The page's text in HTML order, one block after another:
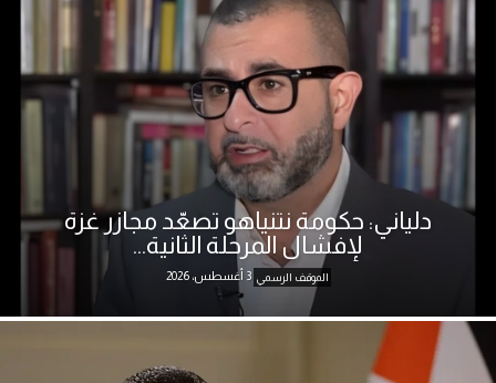
دلياني: حكومة نتنياهو تصعّد مجازر غزة
لإفشال المرحلة الثانية...
الموقف الرسمي 3 أغسطس، 2026